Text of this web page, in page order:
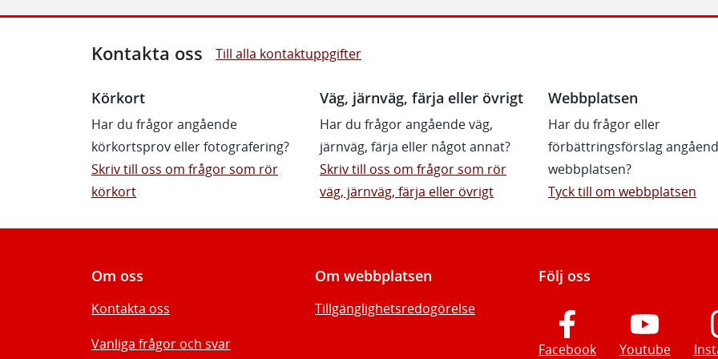
Kontakta oss Till alla kontaktuppgifter
Körkort
Har du frågor angående
körkortsprov eller fotografering?
Skriv till oss om frågor som rör
körkort
Väg, järnväg, färja eller övrigt
Har du frågor angående väg,
järnväg, färja eller något annat?
Skriv till oss om frågor som rör
väg, järnväg, färja eller övrigt
Webbplatsen
Har du frågor eller
förbättringsförslag
webbplatsen?
Tyck till om webbplatsen
Om oss
Kontakta oss
Vanliga frågor och svar
Om webbplatsen
Tillgänglighetsredogörelse
Följ oss
Facebook Youtube